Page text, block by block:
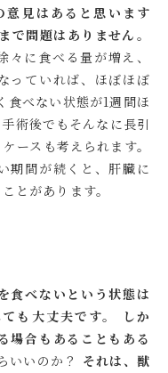
意見はあると思います
問題はありません。
々に食べる量が増え、
っていれば、ほぼほぼ
食べない状態が1週間ほ
術後でもそんなに長引
ースも考えられます。
期間が続くと、肝臓に
とがあります。
食べないという状態は
も大丈夫です。
しか
場合もあることもある
いいのか？ それは、獣